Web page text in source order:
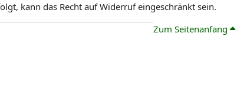
kann das Recht auf Widerruf eingeschränkt sein.
Zum Seitenanfang